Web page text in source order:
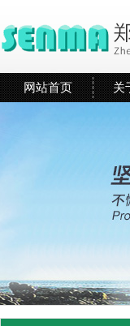
网站首页 关